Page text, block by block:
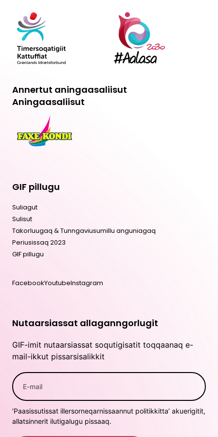
Annertut aningaasaliisut
Aningaasaliisut
GIF pillugu
Suliagut
Sulisut
Takorluugaq & Tunngaviusumillu anguniagaq
Periusissaq 2023
GIF pillugu
FacebookYoutubeInstagram
Nutaarsiassat allaganngorlugit
GIF-imit nutaarsiassat soqutigisatit toqqaanaq e-
mail-ikkut pissarsisalikkit
’Paasissutissat illersorneqarnissaannut politikkitta’ akuerigitit,
allatsinnerit ilutigalugu pissaaq.